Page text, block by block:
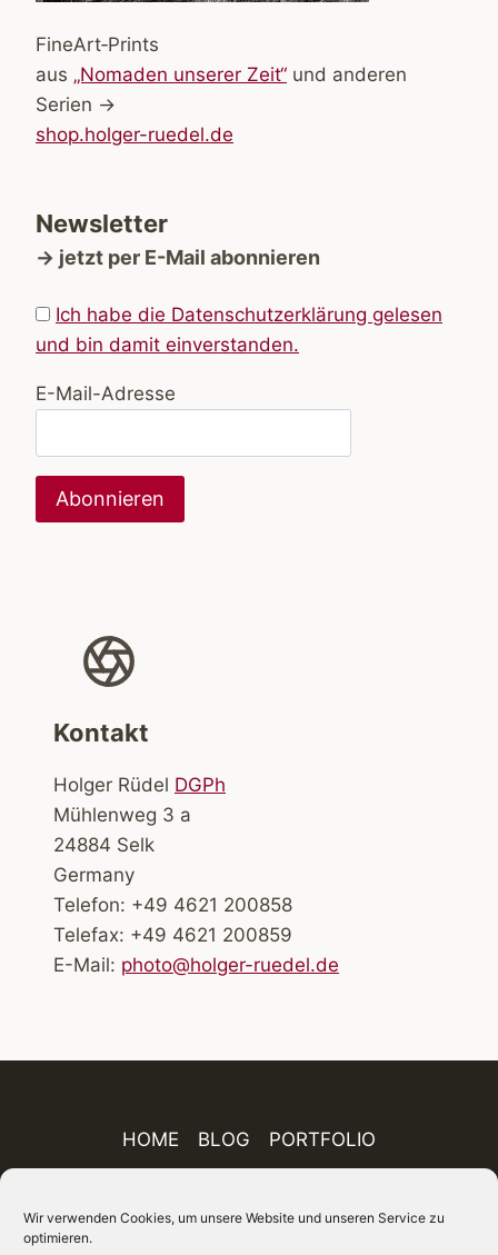
Wir verwenden Cookies, um unsere Website und unseren Service zu
optimieren.
FineArt‑Prints
aus „Nomaden unserer Zeit“ und anderen
Serien →
shop.holger-ruedel.de
Newsletter
→ jetzt per E-Mail abonnieren
Ich habe die Datenschutzerklärung gelesen
und bin damit einverstanden.
E-Mail-Adresse
Kontakt
Holger Rüdel DGPh
Mühlenweg 3 a
24884 Selk
Germany
Telefon: +49 4621 200858
Telefax: +49 4621 200859
E-Mail: photo@holger-ruedel.de
HOME BLOG PORTFOLIO
ÜBER MICH